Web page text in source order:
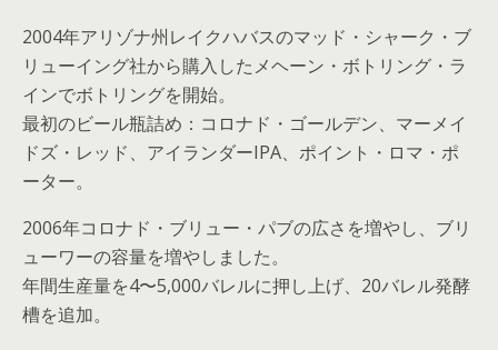
2004年アリゾナ州レイクハバスのマッド・シャーク・ブ
リューイング社から購入したメヘーン・ボトリング・ラ
インでボトリングを開始。
最初のビール瓶詰め：コロナド・ゴールデン、マーメイ
ドズ・レッド、アイランダーIPA、ポイント・ロマ・ポ
ーター。
2006年コロナド・ブリュー・パブの広さを増やし、ブリ
ューワーの容量を増やしました。
年間生産量を4〜5,000バレルに押し上げ、20バレル発酵
槽を追加。